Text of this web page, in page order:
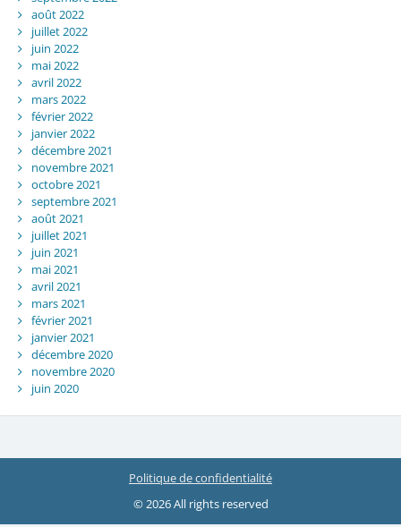
août 2022
juillet 2022
juin 2022
mai 2022
avril 2022
mars 2022
février 2022
janvier 2022
décembre 2021
novembre 2021
octobre 2021
septembre 2021
août 2021
juillet 2021
juin 2021
mai 2021
avril 2021
mars 2021
février 2021
janvier 2021
décembre 2020
novembre 2020
juin 2020
Politique de confidentialité
© 2026 All rights reserved